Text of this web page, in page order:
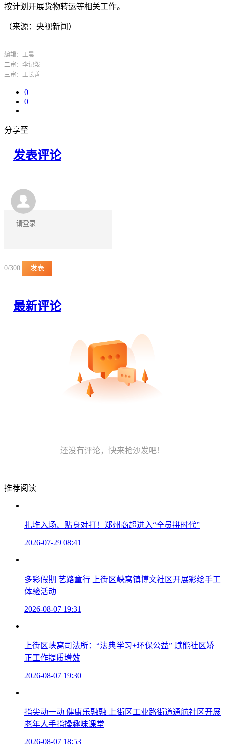
按计划开展货物转运等相关工作。
（来源：央视新闻）
编辑：王晨
二审：李记泼
三审：王长善
0
0
分享至
发表评论
0/300 发表
最新评论
还没有评论，快来抢沙发吧！
推荐阅读
扎堆入场、贴身对打！郑州商超进入“全员拼时代”
2026-07-29 08:41
多彩假期 艺路童行 上街区峡窝镇博文社区开展彩绘手工
体验活动
2026-08-07 19:31
上街区峡窝司法所：“法典学习+环保公益” 赋能社区矫
正工作提质增效
2026-08-07 19:30
指尖动一动 健康乐融融 上街区工业路街道通航社区开展
老年人手指操趣味课堂
2026-08-07 18:53